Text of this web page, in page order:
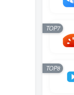
TOP7
TOP8